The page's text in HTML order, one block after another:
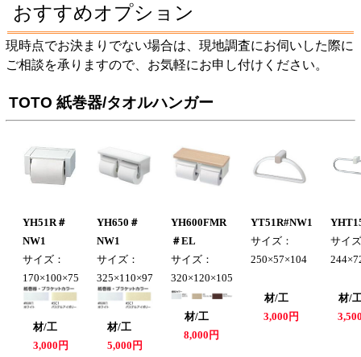
おすすめオプション
現時点でお決まりでない場合は、現地調査にお伺いした際に
ご相談を承りますので、お気軽にお申し付けください。
TOTO 紙巻器/タオルハンガー
YH51R＃
NW1
サイズ：
170×100×75
材/工
3,000円
YH650＃
NW1
サイズ：
325×110×97
材/工
5,000円
YH600FMR
＃EL
サイズ：
320×120×105
材/工
8,000円
YT51R#NW1
サイズ：
250×57×104
材/工
3,000円
サイ
材/